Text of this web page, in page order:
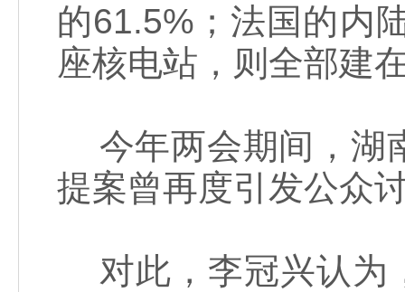
的61.5%；法国的内
座核电站，则全部建
今年两会期间，湖
提案曾再度引发公众
对此，李冠兴认为